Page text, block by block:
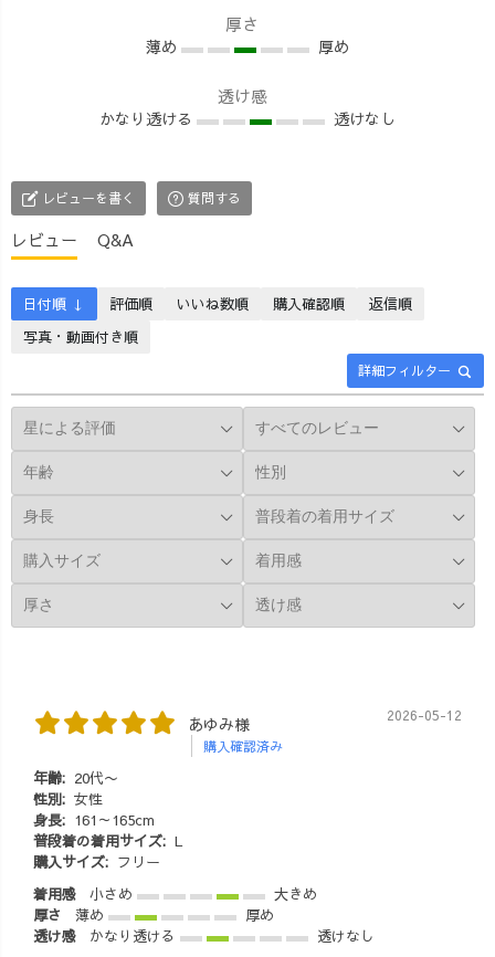
厚さ
薄め 厚め
透け感
かなり透ける 透けなし
レビューを書く 質問する
レビュー Q&A
詳細フィルター
日付順 ↓ 評価順 いいね数順 購入確認順
返信順
写真・動画付き順
あゆみ様
購入確認済み
2026-05-12
年齢: 20代〜
性別: 女性
身長: 161～165cm
普段着の着用サイズ: L
購入サイズ: フリー
着用感
小さめ
大きめ
厚さ
薄め
厚め
透け感
かなり透ける
透けなし